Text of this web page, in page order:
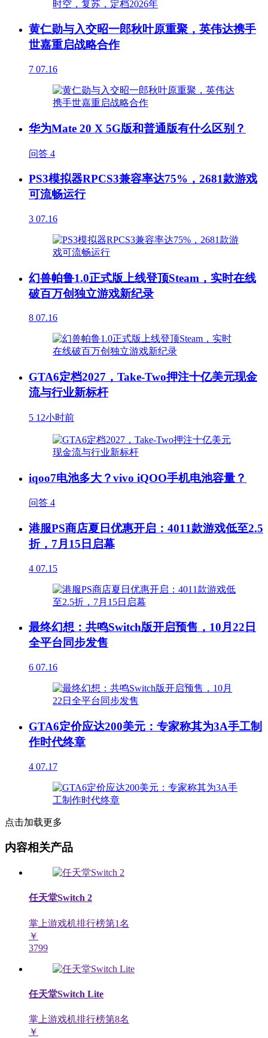
黄仁勋与入交昭一郎秋叶原重聚，英伟达携手
世嘉重启战略合作
7 07.16
华为Mate 20 X 5G版和普通版有什么区别？
问答 4
PS3模拟器RPCS3兼容率达75%，2681款游戏
可流畅运行
3 07.16
幻兽帕鲁1.0正式版上线登顶Steam，实时在线
破百万创独立游戏新纪录
8 07.16
GTA6定档2027，Take-Two押注十亿美元现金
流与行业新标杆
5 12小时前
iqoo7电池多大？vivo iQOO手机电池容量？
问答 4
港服PS商店夏日优惠开启：4011款游戏低至2.5
折，7月15日启幕
4 07.15
最终幻想：共鸣Switch版开启预售，10月22日
全平台同步发售
6 07.16
GTA6定价应达200美元：专家称其为3A手工制
作时代终章
4 07.17
点击加载更多
内容相关产品
任天堂Switch 2
掌上游戏机排行榜第1名
￥
3799
任天堂Switch Lite
掌上游戏机排行榜第8名
￥